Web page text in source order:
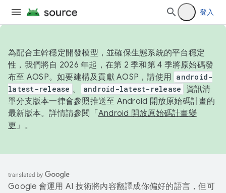
登入
為配合主幹穩定開發模型，並確保生態系統的平台穩定
性，我們將自 2026 年起，在第 2 季和第 4 季將原始碼發
布至 AOSP。如要建構及貢獻 AOSP，請使用 android-
latest-release 。 android-latest-release
資訊清
單分支版本一律會參照推送至 Android 開放原始碼計畫的
最新版本。詳情請參閱「 Android 開放原始碼計畫變
更 」。
Google 會運用 AI 技術將內容翻譯成你偏好的語言，但可